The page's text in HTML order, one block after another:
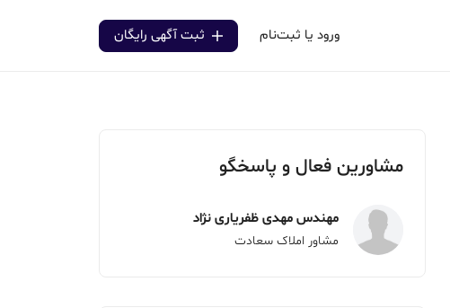
ورود یا ثبت‌نام ثبت آگهی رایگان
مشاورین فعال و پاسخگو
مهندس مهدی ظفریاری نژاد
مشاور املاک سعادت